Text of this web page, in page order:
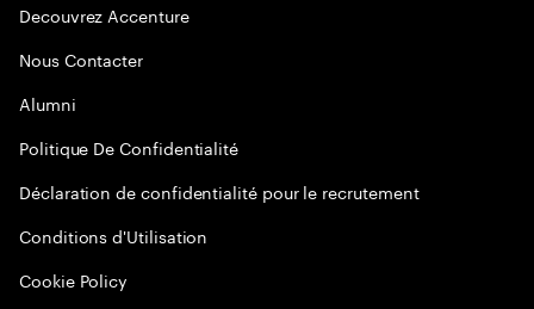
Decouvrez Accenture
Nous Contacter
Alumni
Politique De Confidentialité
Déclaration de confidentialité pour le recrutement
Conditions d'Utilisation
Cookie Policy